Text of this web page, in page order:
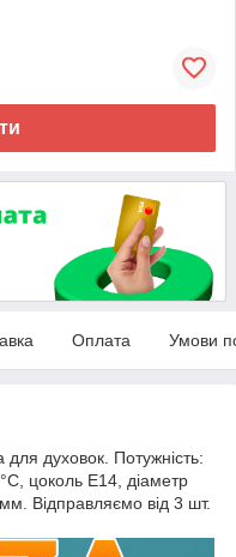
Оплата Умови
для духовок. Потужність:
цоколь Е14, діаметр
Відправляємо від 3 шт.